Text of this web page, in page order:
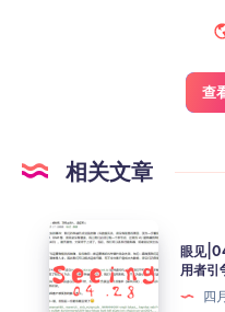
查
相关文章
眼见
用者引
四